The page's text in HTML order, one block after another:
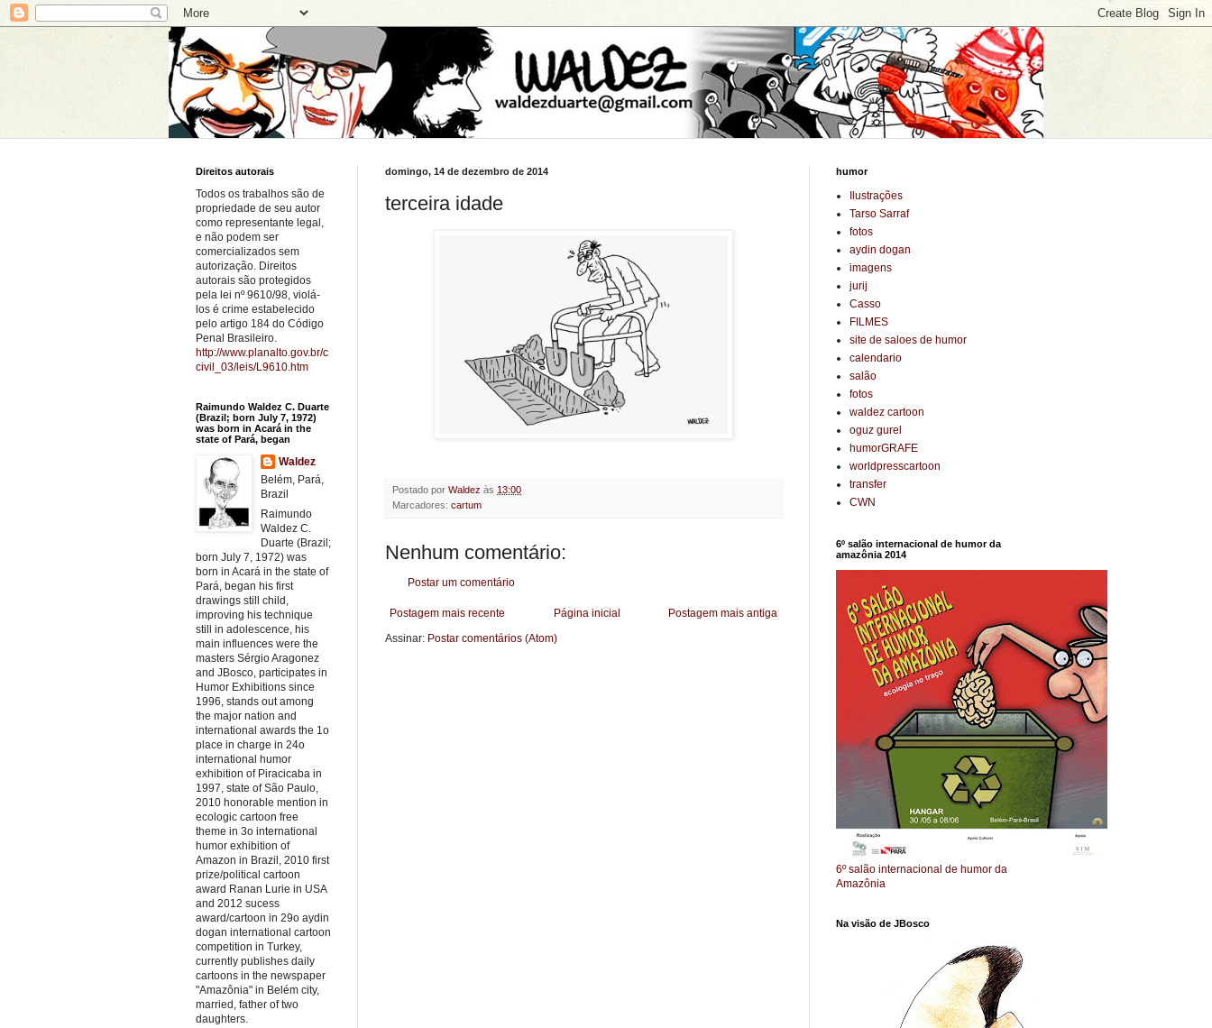
domingo, 14 de dezembro de 2014
terceira idade
Postado por Waldez às 13:00
Marcadores: cartum
Nenhum comentário:
Postar um comentário
Postagem mais recente Postagem mais antiga
Página inicial
Assinar: Postar comentários (Atom)
Direitos autorais
Todos os trabalhos são de
propriedade de seu autor
como representante legal,
e não podem ser
comercializados sem
autorização. Direitos
autorais são protegidos
pela lei nº 9610/98, violá-
los é crime estabelecido
pelo artigo 184 do Código
Penal Brasileiro.
http://www.planalto.gov.br/c
civil_03/leis/L9610.htm
Raimundo Waldez C. Duarte
(Brazil; born July 7, 1972)
was born in Acará in the
state of Pará, began
Waldez
Belém, Pará,
Brazil
Raimundo
Waldez C.
Duarte (Brazil;
born July 7, 1972) was
born in Acará in the state of
Pará, began his first
drawings still child,
improving his technique
still in adolescence, his
main influences were the
masters Sérgio Aragonez
and JBosco, participates in
Humor Exhibitions since
1996, stands out among
the major nation and
international awards the 1o
place in charge in 24o
international humor
exhibition of Piracicaba in
1997, state of São Paulo,
2010 honorable mention in
ecologic cartoon free
theme in 3o international
humor exhibition of
Amazon in Brazil, 2010 first
prize/political cartoon
award Ranan Lurie in USA
and 2012 sucess
award/cartoon in 29o aydin
dogan international cartoon
competition in Turkey,
currently publishes daily
cartoons in the newspaper
"Amazônia" in Belém city,
married, father of two
daughters.
humor
Ilustrações
Tarso Sarraf
fotos
aydin dogan
imagens
jurij
Casso
FILMES
site de saloes de humor
calendario
salão
fotos
waldez cartoon
oguz gurel
humorGRAFE
worldpresscartoon
transfer
CWN
6º salão internacional de humor da
amazônia 2014
6º salão internacional de humor da
Amazônia
Na visão de JBosco